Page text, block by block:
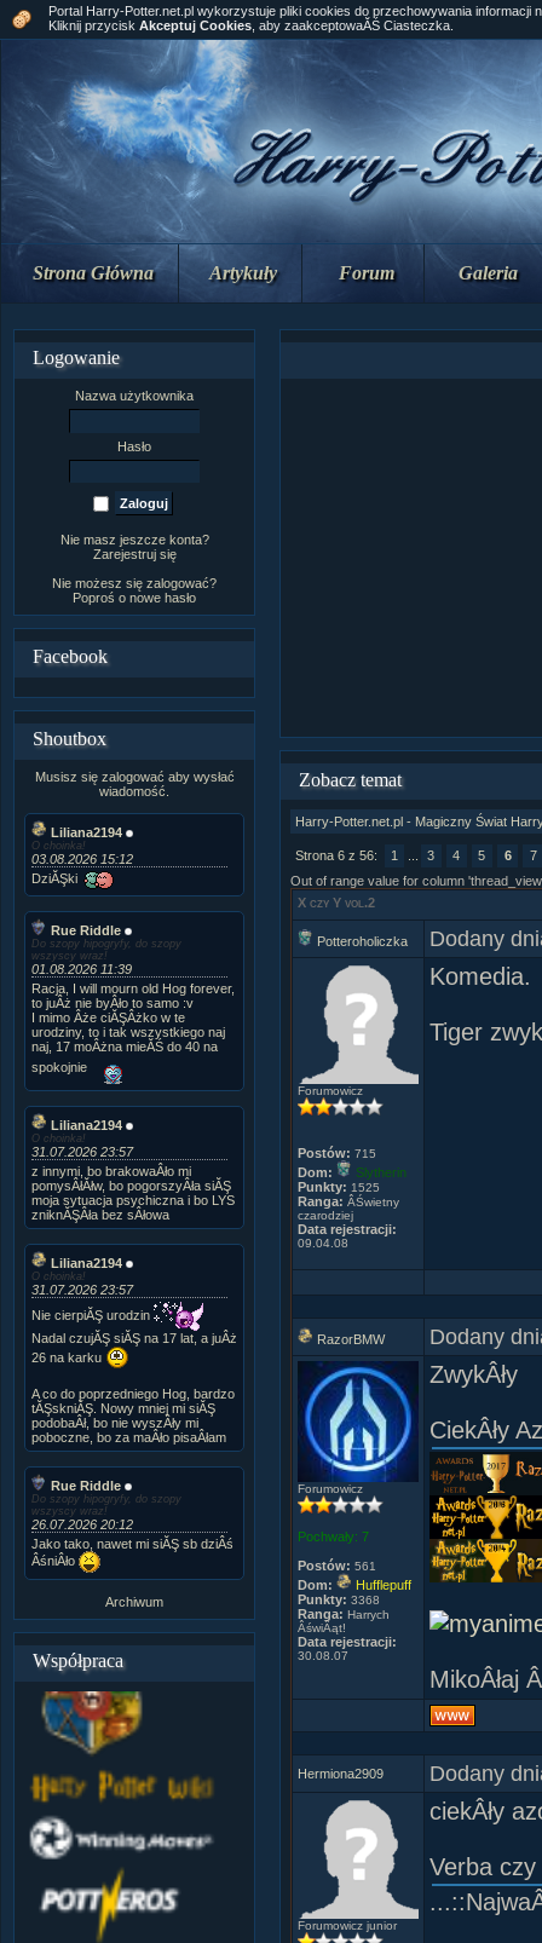
Strona Główna Artykuły Forum Galeria
Logowanie
Nazwa użytkownika
Hasło
Nie masz jeszcze konta?
Zarejestruj się
Nie możesz się zalogować?
Poproś o nowe hasło
Facebook
Shoutbox
Musisz się zalogować aby wysłać
wiadomość.
Liliana2194
O choinka!
03.08.2026 15:12
DziĂŞki
Rue Riddle
Do szopy hipogryfy, do szopy
wszyscy wraz!
01.08.2026 11:39
Racja, I will mourn old Hog forever,
to juÂż nie byÂło to samo :v
I mimo Âże ciĂŞÂżko w te
urodziny, to i tak wszystkiego naj
naj, 17 moÂżna mieĂŚ do 40 na
spokojnie
Liliana2194
O choinka!
31.07.2026 23:57
z innymi, bo brakowaÂło mi
pomysÂłĂłw, bo pogorszyÂła siĂŞ
moja sytuacja psychiczna i bo LYS
zniknĂŞÂła bez sÂłowa
Liliana2194
O choinka!
31.07.2026 23:57
Nie cierpiĂŞ urodzin
Nadal czujĂŞ siĂŞ na 17 lat, a juÂż
26 na karku
A co do poprzedniego Hog, bardzo
tĂŞskniĂŞ. Nowy mniej mi siĂŞ
podobaÂł, bo nie wyszÂły mi
poboczne, bo za maÂło pisaÂłam
Rue Riddle
Do szopy hipogryfy, do szopy
wszyscy wraz!
26.07.2026 20:12
Jako tako, nawet mi siĂŞ sb dziÂś
ÂśniÂło
Archiwum
Współpraca
Portal Harry-Potter.net.pl wykorzystuje pliki cookies do przechowywania informacji
Kliknij przycisk Akceptuj Cookies , aby zaakceptowaĂŚ Ciasteczka.
Zobacz temat
Harry-Potter.net.pl - Magiczny Świat
Strona 6 z 56: 1 3 4 5 6
7
Out of range value for column
X czy Y vol.2
Potteroholiczka Dodany
Forumowicz
Postów: 715
Dom:
Slytherin
Punkty: 1525
Ranga: ÂŚwietny
czarodziej
Data rejestracji:
09.04.08
Komedia.
Tiger
RazorBMW Dodany
Forumowicz
Pochwały: 7
Postów: 561
Dom:
Hufflepuff
Punkty: 3368
Ranga: Harrych
ÂświÂąt!
Data rejestracji:
30.08.07
ZwykÂły
CiekÂły
MikoÂłaj
Wielu
Skrzata
Zgryzika
Umilacza
Co
The
Hermiona2909 Dodany
Forumowicz junior
ciekÂły
Verba